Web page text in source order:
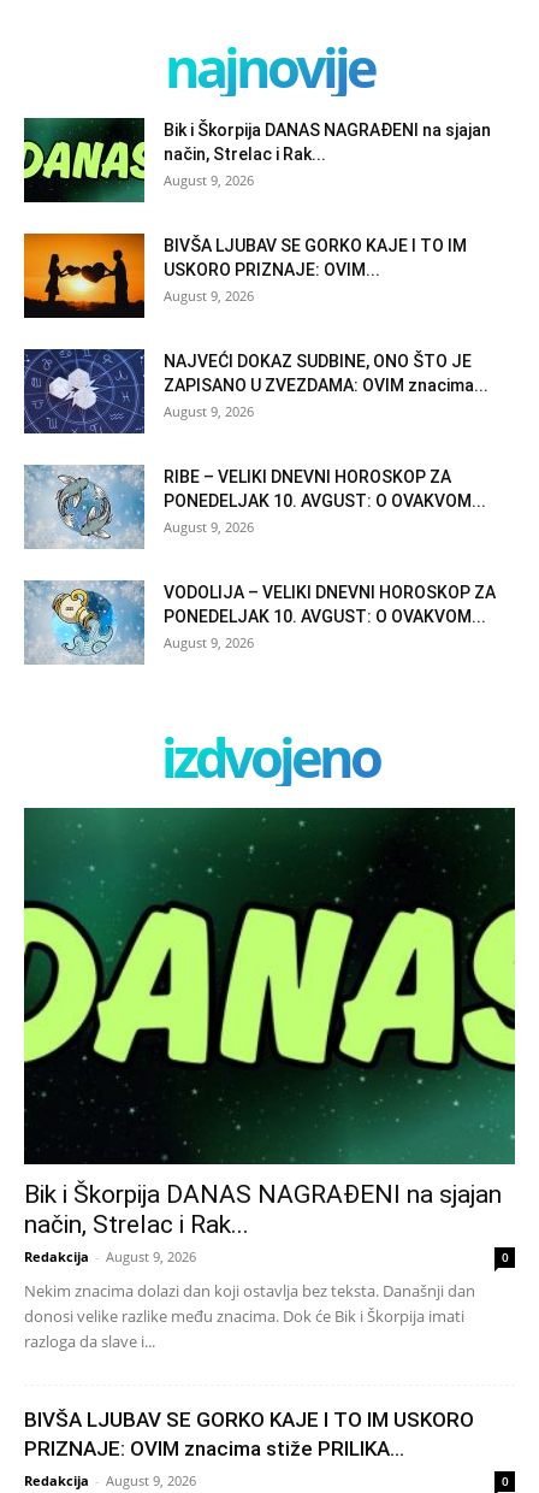
najnovije
Bik i Škorpija DANAS NAGRAĐENI na sjajan
način, Strelac i Rak...
August 9, 2026
BIVŠA LJUBAV SE GORKO KAJE I TO IM
USKORO PRIZNAJE: OVIM...
August 9, 2026
NAJVEĆI DOKAZ SUDBINE, ONO ŠTO JE
ZAPISANO U ZVEZDAMA: OVIM znacima...
August 9, 2026
RIBE – VELIKI DNEVNI HOROSKOP ZA
PONEDELJAK 10. AVGUST: O OVAKVOM...
August 9, 2026
VODOLIJA – VELIKI DNEVNI HOROSKOP ZA
PONEDELJAK 10. AVGUST: O OVAKVOM...
August 9, 2026
izdvojeno
Bik i Škorpija DANAS NAGRAĐENI na sjajan
način, Strelac i Rak...
Redakcija - August 9, 2026 0
Nekim znacima dolazi dan koji ostavlja bez teksta. Današnji dan
donosi velike razlike među znacima. Dok će Bik i Škorpija imati
razloga da slave i...
BIVŠA LJUBAV SE GORKO KAJE I TO IM USKORO
PRIZNAJE: OVIM znacima stiže PRILIKA...
Redakcija - August 9, 2026 0